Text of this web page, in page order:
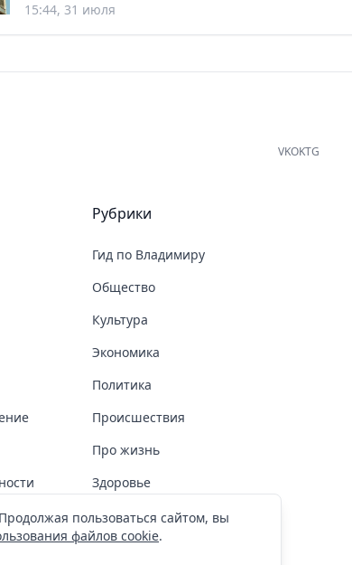
15:44, 31 июля
VKOKTG
Рубрики
Гид по Владимиру
Общество
Культура
Экономика
Политика
Происшествия
Про жизнь
Здоровье
COVID-19
Спорт
пользоваться сайтом, вы
файлов cookie.